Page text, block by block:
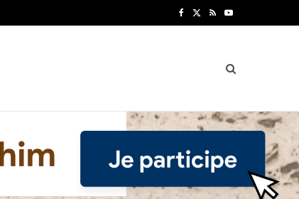
b
o
i
t
R Y
u
u
e